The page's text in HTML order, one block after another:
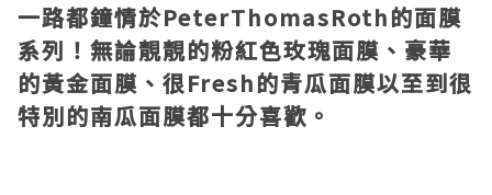
一路都鐘情於PeterThomasRoth的面膜
系列！無論靚靚的粉紅色玫瑰面膜、豪華
的黃金面膜、很Fresh的青瓜面膜以至到很
特別的南瓜面膜都十分喜歡。